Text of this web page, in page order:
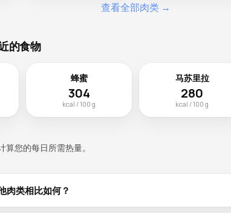
查看全部肉类 →
的食物
蜂蜜
304
kcal / 100 g
马苏里拉
280
kcal / 100 g
算您的每日所需热量。
肉类相比如何？
白质，与大多数其他肉类水平相当。鸡胸肉约31g，牛肉